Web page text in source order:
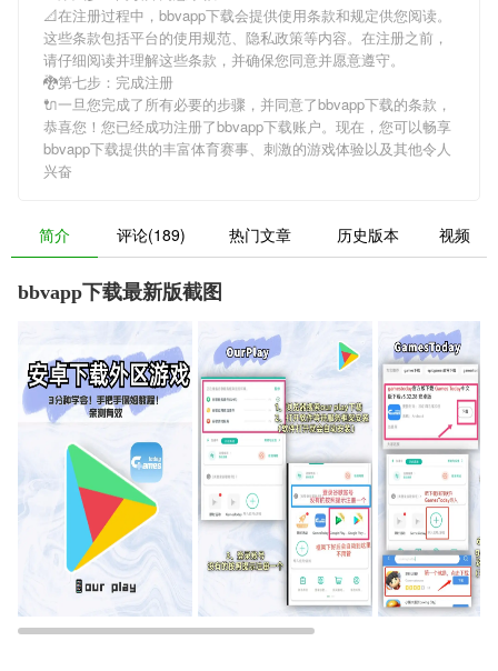
📐在注册过程中， bbvapp下载会提供使用条款和规定供您阅读。
这些条款包括平台的使用规范、隐私政策等内容。在注册之前，
请仔细阅读并理解这些条款，并确保您同意并愿意遵守。
🐉第七步：完成注册
🔌一旦您完成了所有必要的步骤，并同意了bbvapp下载的条款，
恭喜您！您已经成功注册了bbvapp下载账户。现在，您可以畅享
bbvapp下载提供的丰富体育赛事、刺激的游戏体验以及其他令人
兴奋
简介 评论(189) 热门文章 历史版本 视频
bbvapp下载最新版截图